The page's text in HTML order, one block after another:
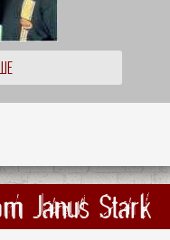
Janus Stark